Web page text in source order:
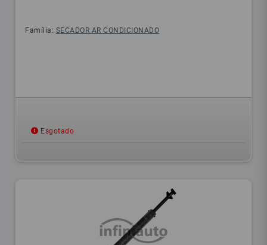
Família: SECADOR AR CONDICIONADO
Esgotado